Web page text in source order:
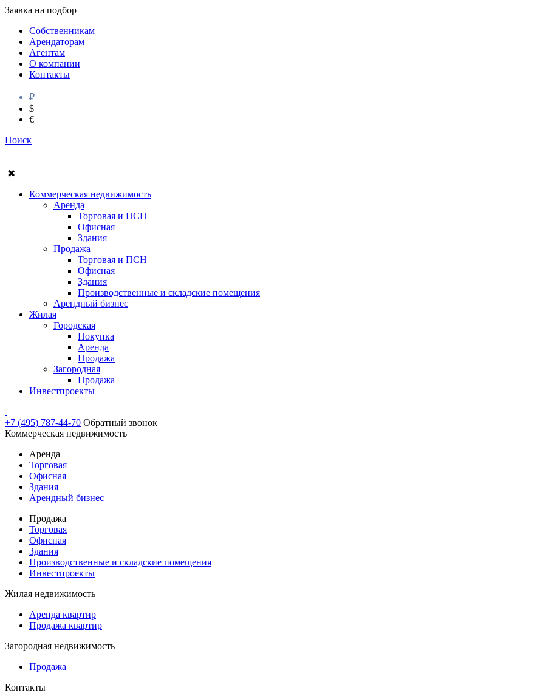
Заявка на подбор
Собственникам
Арендаторам
Агентам
О компании
Контакты
₽
$
€
Поиск
✖
Коммерческая недвижимость
Аренда
Торговая и ПСН
Офисная
Здания
Продажа
Торговая и ПСН
Офисная
Здания
Производственные и складские помещения
Арендный бизнес
Жилая
Городская
Покупка
Аренда
Продажа
Загородная
Продажа
Инвестпроекты
+7 (495) 787-44-70 Обратный звонок
Коммерческая недвижимость
Аренда
Торговая
Офисная
Здания
Арендный бизнес
Продажа
Торговая
Офисная
Здания
Производственные и складские помещения
Инвестпроекты
Жилая недвижимость
Аренда квартир
Продажа квартир
Загородная недвижимость
Продажа
Контакты